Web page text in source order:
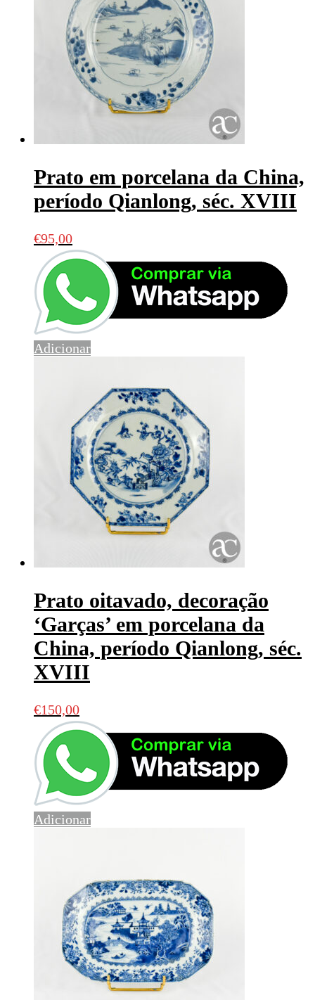
Prato em porcelana da China,
período Qianlong, séc. XVIII
€95,00
Adicionar
Prato oitavado, decoração
‘Garças’ em porcelana da
China, período Qianlong, séc.
XVIII
€150,00
Adicionar